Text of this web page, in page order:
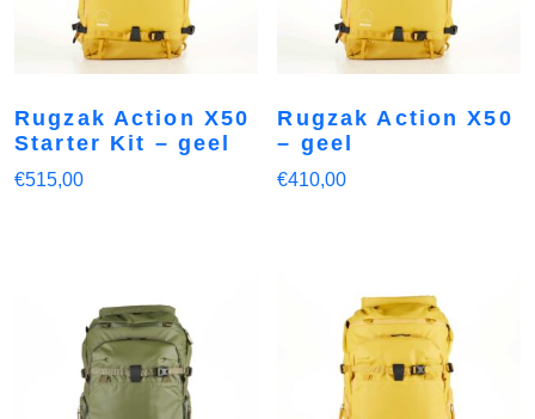
Rugzak Action X50
Starter Kit – geel
€515,00
Rugzak Action X50
– geel
€410,00